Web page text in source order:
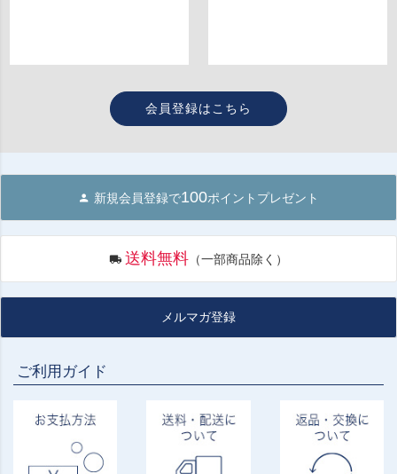
会員登録はこちら
新規会員登録で100ポイントプレゼント
送料無料 （一部商品除く）
メルマガ登録
ご利用ガイド